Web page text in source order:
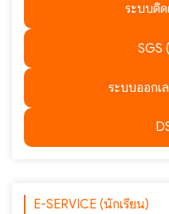
ระบบติ
SGS
ระบบออกเ
E-SERVICE (นักเรียน)